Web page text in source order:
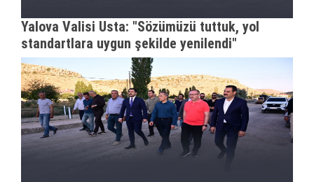
Yalova Valisi Usta: "Sözümüzü tuttuk, yol
standartlara uygun şekilde yenilendi"